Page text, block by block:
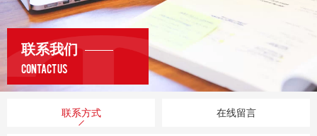
联系我们
Contact Us
联系方式 在线留言